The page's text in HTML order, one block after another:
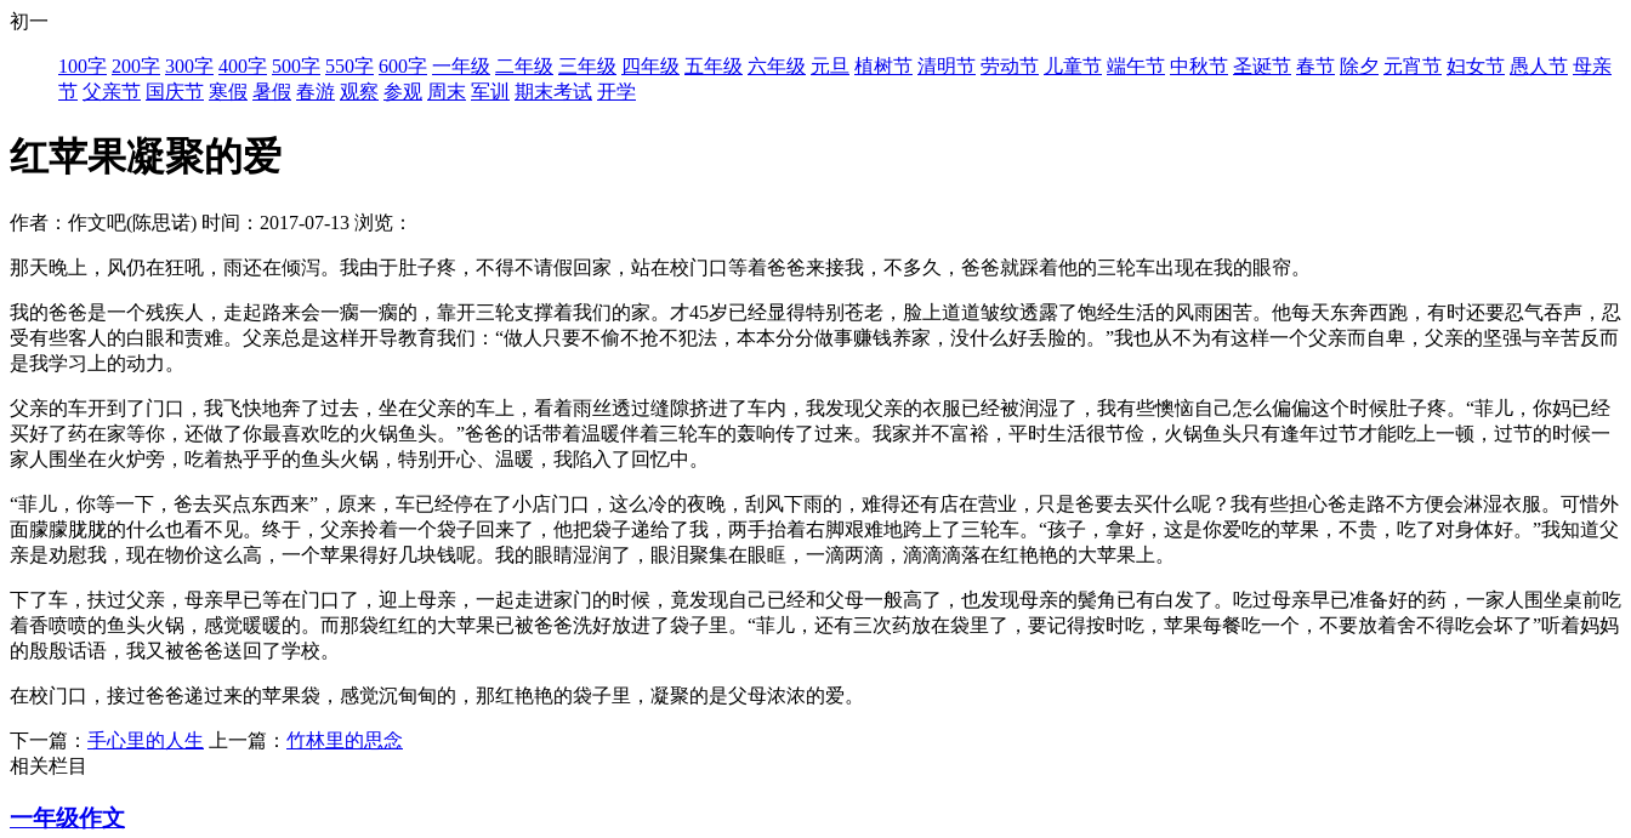
初一
100字 200字 300字 400字 500字 550字 600字 一年级 二年级 三年级 四年级 五年级 六年级 元旦 植树节 清明节 劳动节 儿童节 端午节 中秋节 圣诞节 春节 除夕 元宵节 妇女节 愚人节 母亲
节 父亲节 国庆节 寒假 暑假 春游 观察 参观 周末 军训 期末考试 开学
红苹果凝聚的爱
作者：作文吧(陈思诺) 时间：2017-07-13 浏览：
那天晚上，风仍在狂吼，雨还在倾泻。我由于肚子疼，不得不请假回家，站在校门口等着爸爸来接我，不多久，爸爸就踩着他的三轮车出现在我的眼帘。
我的爸爸是一个残疾人，走起路来会一瘸一瘸的，靠开三轮支撑着我们的家。才45岁已经显得特别苍老，脸上道道皱纹透露了饱经生活的风雨困苦。他每天东奔西跑，有时还要忍气吞声，忍
受有些客人的白眼和责难。父亲总是这样开导教育我们：“做人只要不偷不抢不犯法，本本分分做事赚钱养家，没什么好丢脸的。”我也从不为有这样一个父亲而自卑，父亲的坚强与辛苦反而
是我学习上的动力。
父亲的车开到了门口，我飞快地奔了过去，坐在父亲的车上，看着雨丝透过缝隙挤进了车内，我发现父亲的衣服已经被润湿了，我有些懊恼自己怎么偏偏这个时候肚子疼。“菲儿，你妈已经
买好了药在家等你，还做了你最喜欢吃的火锅鱼头。”爸爸的话带着温暖伴着三轮车的轰响传了过来。我家并不富裕，平时生活很节俭，火锅鱼头只有逢年过节才能吃上一顿，过节的时候一
家人围坐在火炉旁，吃着热乎乎的鱼头火锅，特别开心、温暖，我陷入了回忆中。
“菲儿，你等一下，爸去买点东西来”，原来，车已经停在了小店门口，这么冷的夜晚，刮风下雨的，难得还有店在营业，只是爸要去买什么呢？我有些担心爸走路不方便会淋湿衣服。可惜外
面朦朦胧胧的什么也看不见。终于，父亲拎着一个袋子回来了，他把袋子递给了我，两手抬着右脚艰难地跨上了三轮车。“孩子，拿好，这是你爱吃的苹果，不贵，吃了对身体好。”我知道父
亲是劝慰我，现在物价这么高，一个苹果得好几块钱呢。我的眼睛湿润了，眼泪聚集在眼眶，一滴两滴，滴滴滴落在红艳艳的大苹果上。
下了车，扶过父亲，母亲早已等在门口了，迎上母亲，一起走进家门的时候，竟发现自己已经和父母一般高了，也发现母亲的鬓角已有白发了。吃过母亲早已准备好的药，一家人围坐桌前吃
着香喷喷的鱼头火锅，感觉暖暖的。而那袋红红的大苹果已被爸爸洗好放进了袋子里。“菲儿，还有三次药放在袋里了，要记得按时吃，苹果每餐吃一个，不要放着舍不得吃会坏了”听着妈妈
的殷殷话语，我又被爸爸送回了学校。
在校门口，接过爸爸递过来的苹果袋，感觉沉甸甸的，那红艳艳的袋子里，凝聚的是父母浓浓的爱。
下一篇： 手心里的人生 上一篇： 竹林里的思念
相关栏目
一年级作文